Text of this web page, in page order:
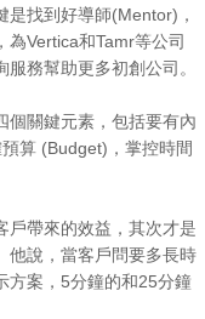
找到好導師(Mentor)，
為Vertica和Tamr等公司
務幫助更多初創公司。
個關鍵元素，包括要有內
算 (Budget)，掌控時間
戶帶來的效益，其次才是
他說，當客戶問要多長時
方案，5分鐘的和25分鐘